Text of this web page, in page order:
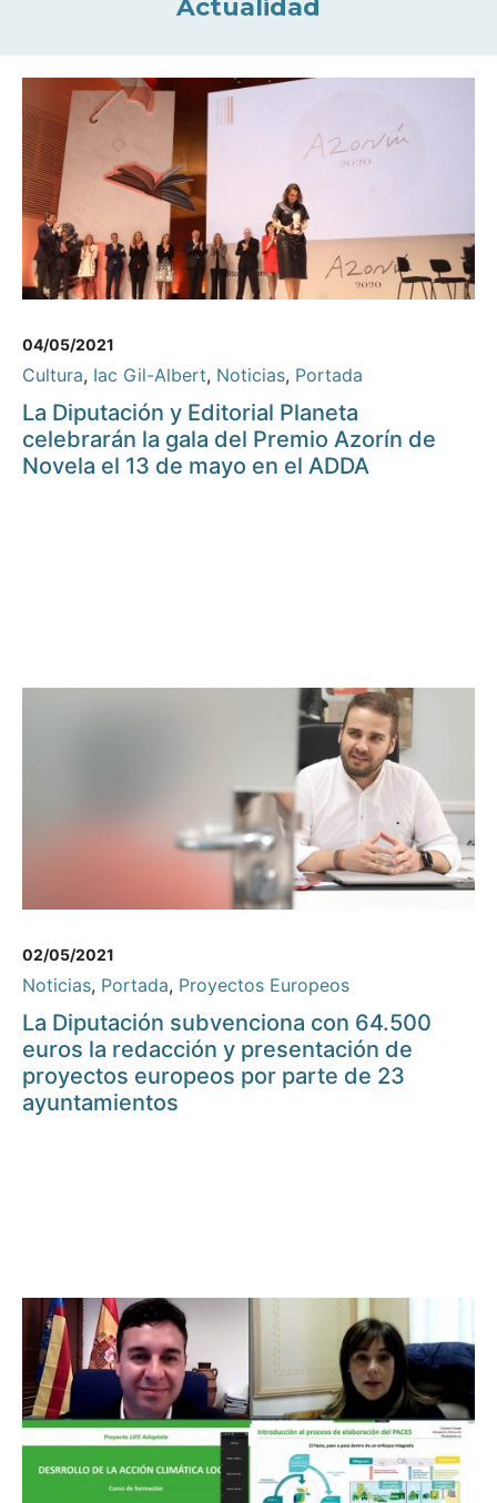
Actualidad
04/05/2021
Cultura, Iac Gil-Albert, Noticias, Portada
La Diputación y Editorial Planeta
celebrarán la gala del Premio Azorín de
Novela el 13 de mayo en el ADDA
02/05/2021
Noticias, Portada, Proyectos Europeos
La Diputación subvenciona con 64.500
euros la redacción y presentación de
proyectos europeos por parte de 23
ayuntamientos